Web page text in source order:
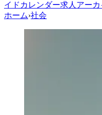
イド カレンダー求人 アー
ホーム›社会